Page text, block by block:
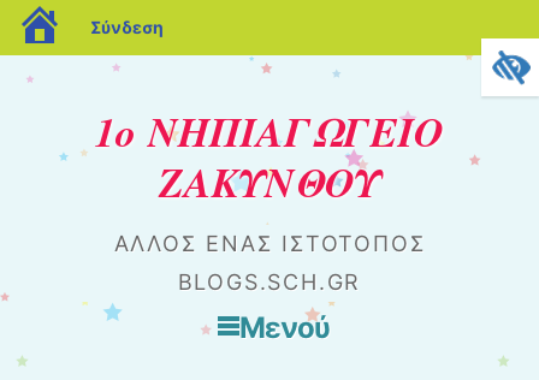
blogs.sch.gr
Σύνδεση
1ο ΝΗΠΙΑΓΩΓΕΙΟ
ΖΑΚΥΝΘΟΥ
ΆΛΛΟΣ ΈΝΑΣ ΙΣΤΌΤΟΠΟΣ
BLOGS.SCH.GR
Μενού
Μετάβαση στο περιεχόμενο